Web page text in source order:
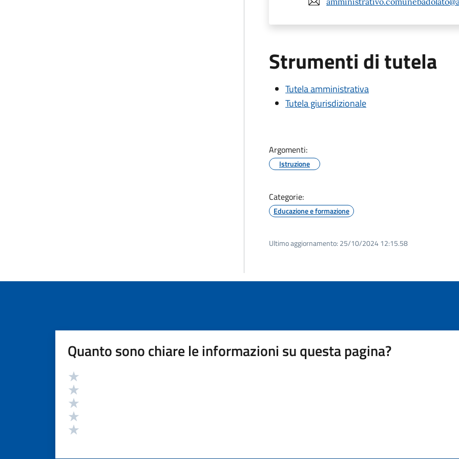
Strumenti di tutela
Tutela amministrativa
Tutela giurisdizionale
Argomenti:
Istruzione
Categorie:
Educazione e formazione
Ultimo aggiornamento: 25/10/2024 12:15.58
Quanto sono chiare le informazioni su questa pagina?
Valutazione